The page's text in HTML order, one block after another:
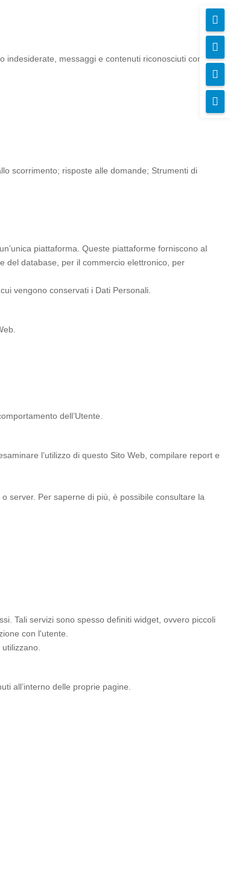
indesiderate, messaggi e contenuti riconosciuti come
scorrimento; risposte alle domande; Strumenti di
piattaforma. Queste piattaforme forniscono al
del database, per il commercio elettronico, per
vengono conservati i Dati Personali.
dell’Utente.
l’utilizzo di questo Sito Web, compilare report e
server. Per saperne di più, è possibile consultare la
Tali servizi sono spesso definiti widget, ovvero piccoli
con l'utente.
all’interno delle proprie pagine.



